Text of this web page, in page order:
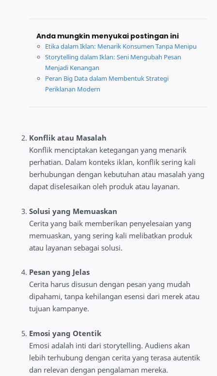
Anda mungkin menyukai postingan ini
Etika dalam Iklan: Menarik Konsumen Tanpa Menipu
Storytelling dalam Iklan: Seni Mengubah Pesan
Menjadi Kenangan
Peran Big Data dalam Membentuk Strategi
Periklanan Modern
Konflik atau Masalah
Konflik menciptakan ketegangan yang menarik
perhatian. Dalam konteks iklan, konflik sering kali
berhubungan dengan kebutuhan atau masalah yang
dapat diselesaikan oleh produk atau layanan.
Solusi yang Memuaskan
Cerita yang baik memberikan penyelesaian yang
memuaskan, yang sering kali melibatkan produk
atau layanan sebagai solusi.
Pesan yang Jelas
Cerita harus disusun dengan pesan yang mudah
dipahami, tanpa kehilangan esensi dari merek atau
tujuan kampanye.
Emosi yang Otentik
Emosi adalah inti dari storytelling. Audiens akan
lebih terhubung dengan cerita yang terasa autentik
dan relevan dengan pengalaman mereka.